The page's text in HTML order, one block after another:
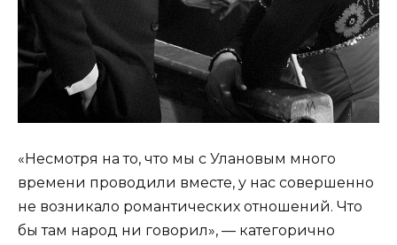
«Несмотря на то, что мы с Улановым много
времени проводили вместе, у нас совершенно
не возникало романтических отношений. Что
бы там народ ни говорил», — категорично